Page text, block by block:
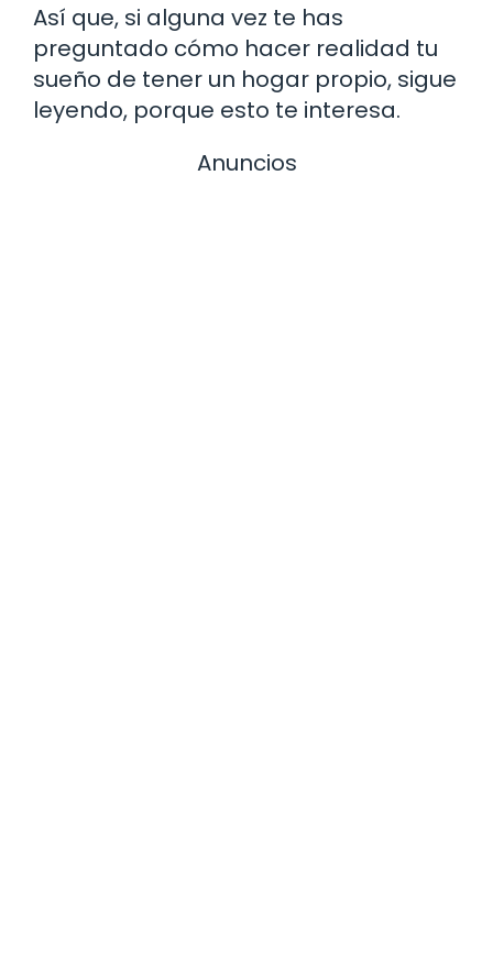
Así que, si alguna vez te has
preguntado cómo hacer realidad tu
sueño de tener un hogar propio, sigue
leyendo, porque esto te interesa.
Anuncios